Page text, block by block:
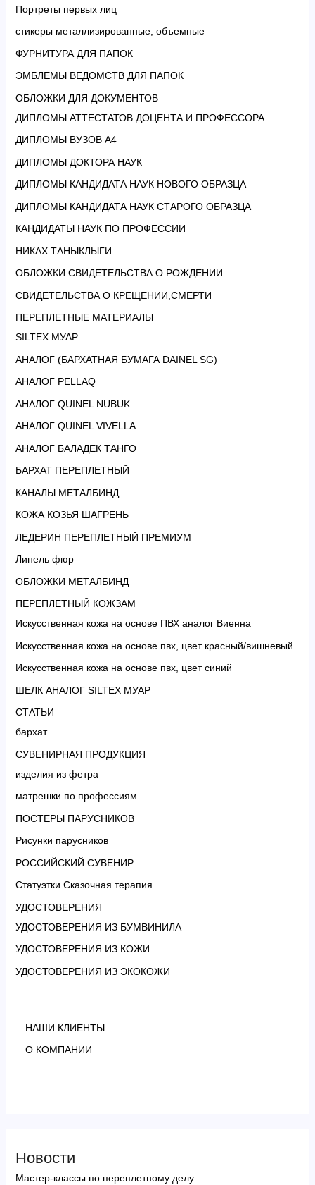
Портреты первых лиц
стикеры металлизированные, объемные
ФУРНИТУРА ДЛЯ ПАПОК
ЭМБЛЕМЫ ВЕДОМСТВ ДЛЯ ПАПОК
ОБЛОЖКИ ДЛЯ ДОКУМЕНТОВ
ДИПЛОМЫ АТТЕСТАТОВ ДОЦЕНТА И ПРОФЕССОРА
ДИПЛОМЫ ВУЗОВ А4
ДИПЛОМЫ ДОКТОРА НАУК
ДИПЛОМЫ КАНДИДАТА НАУК НОВОГО ОБРАЗЦА
ДИПЛОМЫ КАНДИДАТА НАУК СТАРОГО ОБРАЗЦА
КАНДИДАТЫ НАУК ПО ПРОФЕССИИ
НИКАХ ТАНЫКЛЫГИ
ОБЛОЖКИ СВИДЕТЕЛЬСТВА О РОЖДЕНИИ
СВИДЕТЕЛЬСТВА О КРЕЩЕНИИ,СМЕРТИ
ПЕРЕПЛЕТНЫЕ МАТЕРИАЛЫ
SILTEX МУАР
АНАЛОГ (БАРХАТНАЯ БУМАГА DAINEL SG)
АНАЛОГ PELLAQ
АНАЛОГ QUINEL NUBUK
АНАЛОГ QUINEL VIVELLA
АНАЛОГ БАЛАДЕК ТАНГО
БАРХАТ ПЕРЕПЛЕТНЫЙ
КАНАЛЫ МЕТАЛБИНД
КОЖА КОЗЬЯ ШАГРЕНЬ
ЛЕДЕРИН ПЕРЕПЛЕТНЫЙ ПРЕМИУМ
Линель фюр
ОБЛОЖКИ МЕТАЛБИНД
ПЕРЕПЛЕТНЫЙ КОЖЗАМ
Искусственная кожа на основе ПВХ аналог Виенна
Искусственная кожа на основе пвх, цвет красный/вишневый
Искусственная кожа на основе пвх, цвет синий
ШЕЛК АНАЛОГ SILTEX МУАР
СТАТЬИ
бархат
СУВЕНИРНАЯ ПРОДУКЦИЯ
изделия из фетра
матрешки по профессиям
ПОСТЕРЫ ПАРУСНИКОВ
Рисунки парусников
РОССИЙСКИЙ СУВЕНИР
Статуэтки Сказочная терапия
УДОСТОВЕРЕНИЯ
УДОСТОВЕРЕНИЯ ИЗ БУМВИНИЛА
УДОСТОВЕРЕНИЯ ИЗ КОЖИ
УДОСТОВЕРЕНИЯ ИЗ ЭКОКОЖИ
НАШИ КЛИЕНТЫ
О КОМПАНИИ
Новости
Мастер-классы по переплетному делу